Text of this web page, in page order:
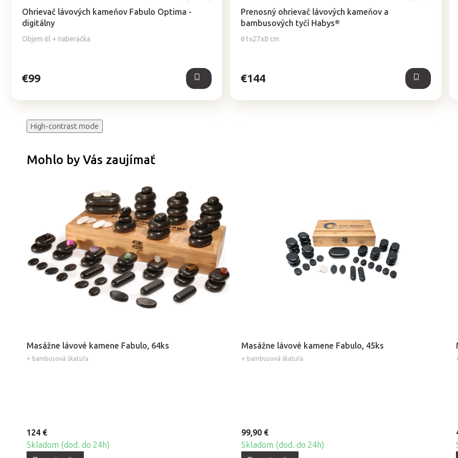
Ohrievač lávových kameňov Fabulo Optima -
digitálny
Objem 6l + naberačka
hodnotenie
produktu
je
5,0
€99
Prenosný ohrievač lávových kameňov a
bambusových tyčí Habys®
61x27x8 cm
€144
High-contrast mode
Mohlo by Vás zaujímať
Masážne lávové kamene Fabulo, 64ks
+ bambusová škatuľa
124 €
Skladom (dod. do 24h)
Masážne lávové kamene Fabulo, 45ks
+ bambusová škatuľa
99,90 €
Skladom (dod. do 24h)